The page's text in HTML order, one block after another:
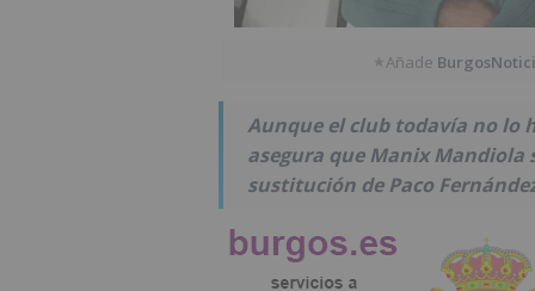
★Añade
Aunque el club todavía no lo
asegura que Manix Mandiola
sustitución de Paco